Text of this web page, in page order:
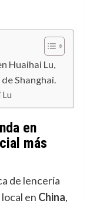
Huaihai Lu,
Shanghai.
Lu
en
más
de lencería
en China,